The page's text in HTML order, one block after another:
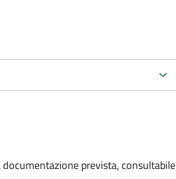
prevista, consultabile